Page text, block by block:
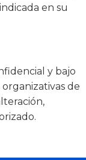
en su
y bajo
de